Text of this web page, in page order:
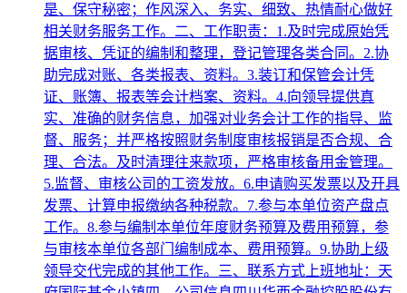
是、保守秘密；作风深入、务实、细致、热情耐心做好
相关财务服务工作。二、工作职责：1.及时完成原始凭
据审核、凭证的编制和整理，登记管理各类合同。2.协
助完成对账、各类报表、资料。3.装订和保管会计凭
证、账簿、报表等会计档案、资料。4.向领导提供真
实、准确的财务信息，加强对业务会计工作的指导、监
督、服务；并严格按照财务制度审核报销是否合规、合
理、合法。及时清理往来款项，严格审核备用金管理。
5.监督、审核公司的工资发放。6.申请购买发票以及开具
发票、计算申报缴纳各种税款。7.参与本单位资产盘点
工作。8.参与编制本单位年度财务预算及费用预算，参
与审核本单位各部门编制成本、费用预算。9.协助上级
领导交代完成的其他工作。三、联系方式上班地址：天